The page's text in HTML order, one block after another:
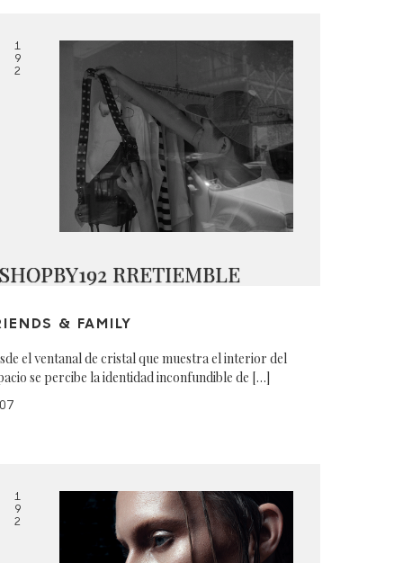
1
9
2
RRETIEMBLE
& FAMILY
el ventanal de cristal que muestra el interior del
se percibe la identidad inconfundible de […]
1
9
2